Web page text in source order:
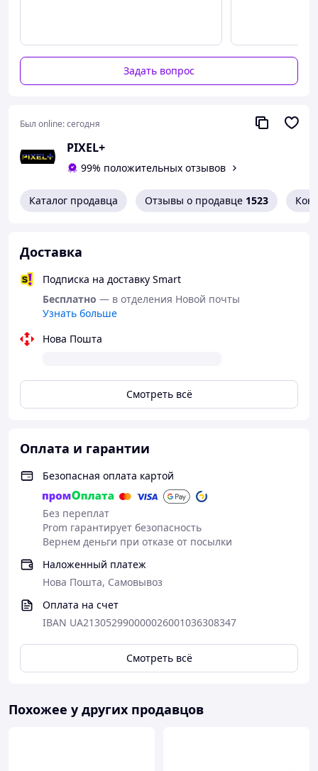
телескопический механизм внутри, делают
невозможными любые защемления мягких
тканей и их атрофию при наложении
турникета.
ТРЕУГОЛЬНИК ДЛЯ ФИКСАЦИИ
Особая, запатентованная форма
треугольника, позволяет быстро и надежно
фиксировать палочку и свободный конец
ленты.
Задать вопрос
Был online:сегодня
PIXEL+
99% положительных отзывов
Каталог продавца Отзывы о продавце 1523
Доставка
Подписка на доставку Smart
Бесплатно — в отделения Новой почты
Узнать больше
Нова Пошта
Смотреть всё
Оплата и гарантии
Безопасная оплата картой
Без переплат
Prom гарантирует безопасность
Вернем деньги при отказе от посылки
Наложенный платеж
Нова Пошта, Самовывоз
Оплата на счет
IBAN UA213052990000026001036308347
Смотреть всё
Похожее у других продавцов